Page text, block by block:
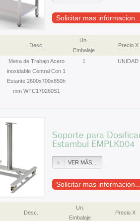
Solicitar mas informacion...
Desc.
Un.
Embalaje
Precio X
Mesa de Trabajo Acero
inoxidable Central Con 1
Estante 2600x700x850h
mm WTC170260S1
1 UNIDAD
Soporte para
Estambul EMPLK004
VER MÁS...
Solicitar mas informacion...
Desc.
Un.
Embalaje
Precio X